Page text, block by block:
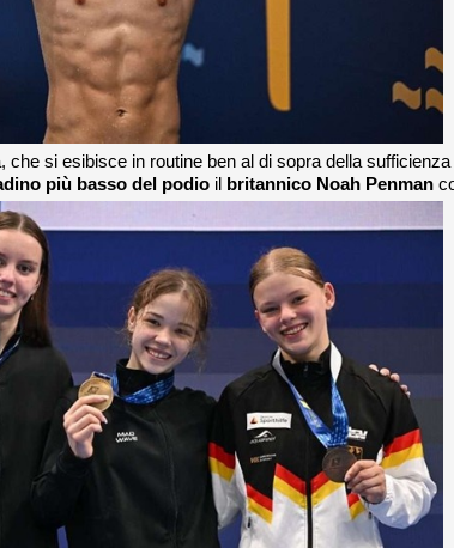
che si esibisce in routine ben al di sopra della
più basso del podio il britannico Noah Penman